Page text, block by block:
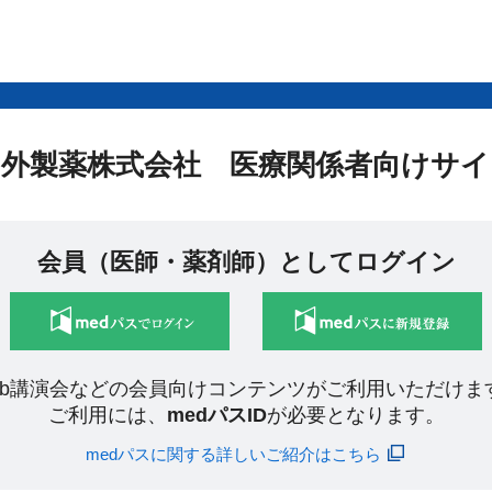
製薬株式会社 医療関係者向けサ
会員（医師・薬剤師）としてログイン
講演会などの会員向けコンテンツがご利用いただけま
ご利用には、 medパスIDが必要となります。
medパスに関する詳しいご紹介はこちら